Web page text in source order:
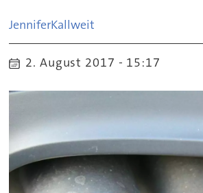
JenniferKallweit
2. August 2017 - 15:17